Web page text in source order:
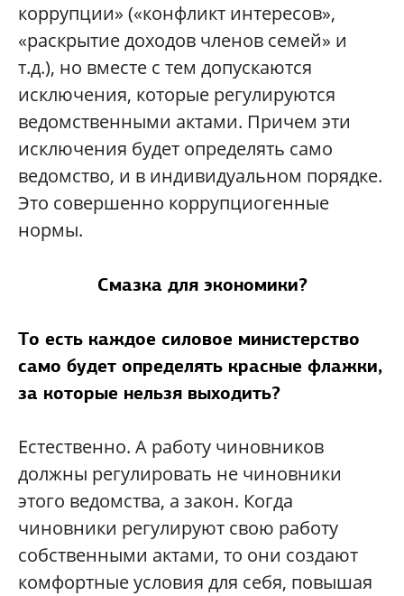
коррупции» («конфликт интересов»,
«раскрытие доходов членов семей» и
т.д.), но вместе с тем допускаются
исключения, которые регулируются
ведомственными актами. Причем эти
исключения будет определять само
ведомство, и в индивидуальном порядке.
Это совершенно коррупциогенные
нормы.
Смазка для экономики?
То есть каждое силовое министерство
само будет определять красные флажки,
за которые нельзя выходить?
Естественно. А работу чиновников
должны регулировать не чиновники
этого ведомства, а закон. Когда
чиновники регулируют свою работу
собственными актами, то они создают
комфортные условия для себя, повышая